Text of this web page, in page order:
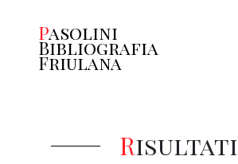
Pasolini
Bibliografia
Friulana
Risultati